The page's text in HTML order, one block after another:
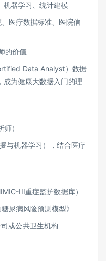
机器学习、统计建模
医疗数据标准、医院信
的价值
Data Analyst）数据
成为健康大数据入门的理
）
与机器学习），结合医疗
III重症监护数据库）
尿病风险预测模型》
或公共卫生机构